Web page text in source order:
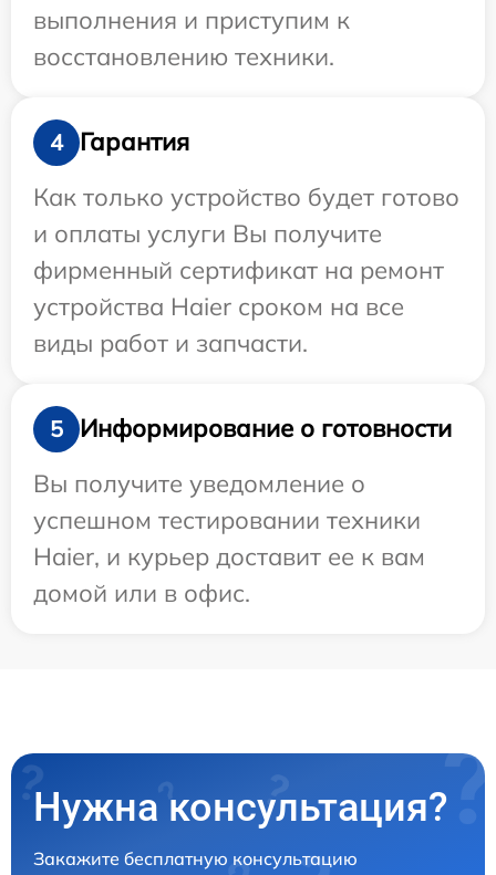
выполнения и приступим к
восстановлению техники.
4
Гарантия
Как только устройство будет готово
и оплаты услуги Вы получите
фирменный сертификат на ремонт
устройства Haier сроком на все
виды работ и запчасти.
5
Информирование о готовности
Вы получите уведомление о
успешном тестировании техники
Haier, и курьер доставит ее к вам
домой или в офис.
Нужна консультация?
Закажите бесплатную консультацию